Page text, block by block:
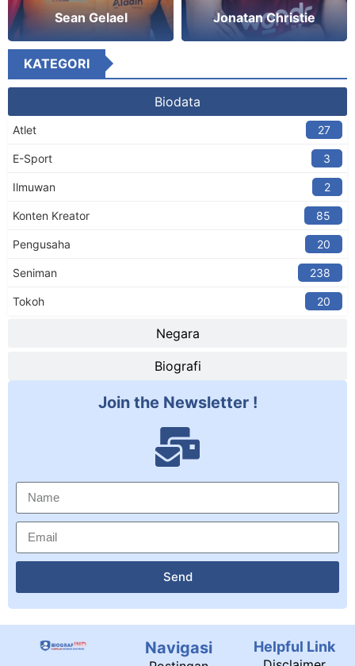
Sean Gelael Jonatan Christie
KATEGORI
Biodata
Negara
Biografi
Atlet 27
E-Sport 3
Ilmuwan 2
Konten Kreator​ 85
Pengusaha 20
Seniman 238
Tokoh 20
Join the Newsletter !
Send
Navigasi Helpful Link